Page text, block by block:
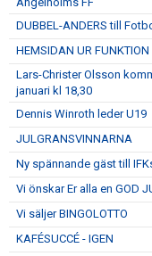
DUBBEL-ANDERS till
HEMSIDAN UR FUNKTION
Lars-Christer Olsson
januari kl 18,30
Dennis Winroth leder U19
JULGRANSVINNARNA
Ny spännande gäst till
Vi önskar Er alla en GOD
Vi säljer BINGOLOTTO
KAFÉSUCCÉ - IGEN